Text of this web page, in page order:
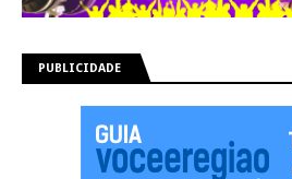
PUBLICIDADE